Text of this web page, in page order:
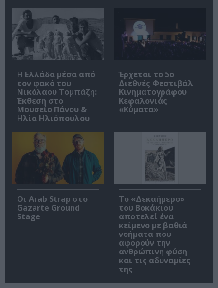
Η Ελλάδα μέσα από
τον φακό του
Νικόλαου Τομπάζη:
Έκθεση στο
Μουσείο Πάνου &
Ηλία Ηλιόπουλου
Έρχεται το 5ο
Διεθνές Φεστιβάλ
Κινηματογράφου
Κεφαλονιάς
«Κύματα»
Οι Arab Strap στο
Gazarte Ground
Stage
Το «Δεκαήμερο»
του Βοκάκιου
αποτελεί ένα
κείμενο με βαθιά
νοήματα που
αφορούν την
ανθρώπινη φύση
και τις αδυναμίες
της